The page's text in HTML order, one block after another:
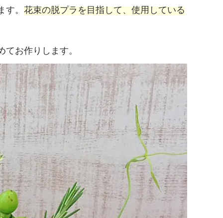
。 花束の脱プラを目指して、使用している
お作りします。